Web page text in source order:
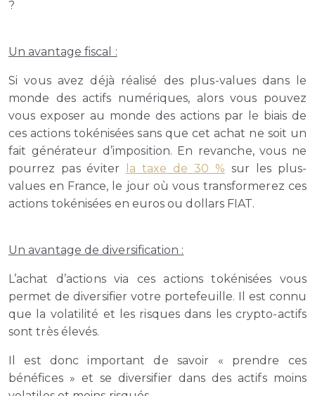
?
Un avantage fiscal :
Si vous avez déjà réalisé des plus-values dans le
monde des actifs numériques, alors vous pouvez
vous exposer au monde des actions par le biais de
ces actions tokénisées sans que cet achat ne soit un
fait générateur d’imposition. En revanche, vous ne
pourrez pas éviter
la taxe de 30 % sur les plus-
values en France, le jour où vous transformerez ces
actions tokénisées en euros ou dollars FIAT.
Un avantage de diversification :
L’achat d’actions via ces actions tokénisées vous
permet de diversifier votre portefeuille. Il est connu
que la volatilité et les risques dans les crypto-actifs
sont très élevés.
Il est donc important de savoir « prendre ces
bénéfices » et se diversifier dans des actifs moins